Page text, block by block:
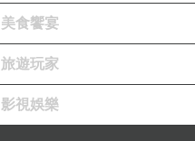
美食饗宴
旅遊玩家
影視娛樂